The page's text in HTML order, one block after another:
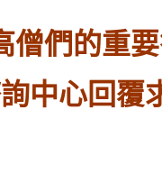
僧們的重
中心回覆